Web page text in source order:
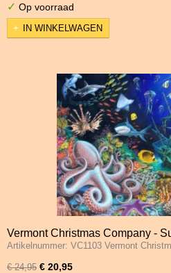
✓ Op voorraad
IN WINKELWAGEN
Vermont Christmas Company -
Stukjes
Artikelnummer: VC1103 Vermont
€ 24,95 € 20,95